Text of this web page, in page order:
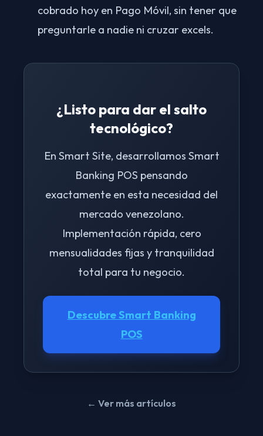
cobrado hoy en Pago Móvil, sin tener que
preguntarle a nadie ni cruzar excels.
¿Listo para dar el salto
tecnológico?
En Smart Site, desarrollamos Smart
Banking POS pensando
exactamente en esta necesidad del
mercado venezolano.
Implementación rápida, cero
mensualidades fijas y tranquilidad
total para tu negocio.
Descubre Smart Banking
POS
← Ver más artículos